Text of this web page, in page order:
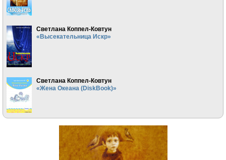
Светлана Коппел-Ковтун
«Высекательница Искр»
Светлана Коппел-Ковтун
«Жена Океана (DiskBook)»